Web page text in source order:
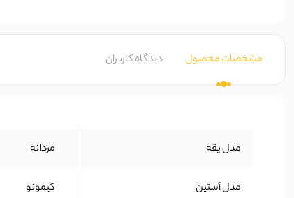
مشخصات محصول دیدگاه کاربران
مدل یقه مردانه
مدل آستین کیمونو